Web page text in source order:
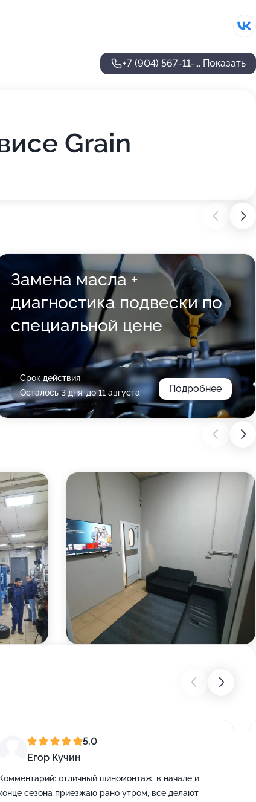
+7 (904) 567-11-... Показать
Grain
Замена масла +
диагностика подвески по
специальной цене
Срок действия
Осталось 3 дня, до 11 августа
Подробнее
5,0
Егор Кучин
Комментарий: отличный шиномонтаж, в начале и
сезона приезжаю рано утром, все делают